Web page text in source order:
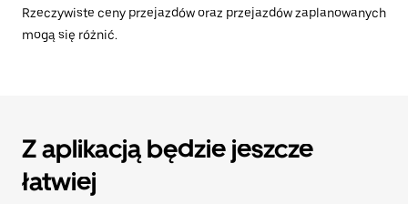
Rzeczywiste ceny przejazdów oraz przejazdów zaplanowanych
mogą się różnić.
Z aplikacją będzie jeszcze
łatwiej